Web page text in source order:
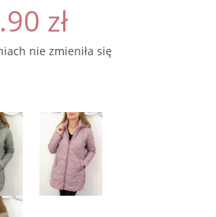
złcena
149.90 zł.
nie zmieniła się